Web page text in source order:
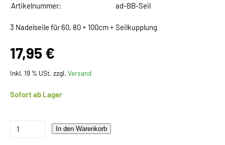
Artikelnummer: ad-BB-Seil
3 Nadelseile für 60, 80 + 100cm + Seilkupplung
17,95 €
Inkl. 19 % USt. zzgl. Versand
Sofort ab Lager
In den Warenkorb